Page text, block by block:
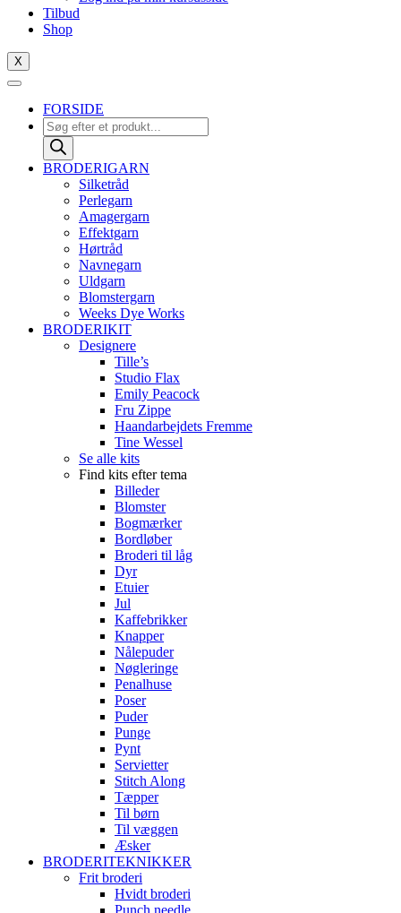
Tilbud
Shop
X
FORSIDE
Products
search
BRODERIGARN
Silketråd
Perlegarn
Amagergarn
Effektgarn
Hørtråd
Navnegarn
Uldgarn
Blomstergarn
Weeks Dye Works
BRODERIKIT
Designere
Tille’s
Studio Flax
Emily Peacock
Fru Zippe
Haandarbejdets Fremme
Tine Wessel
Se alle kits
Find kits efter tema
Billeder
Blomster
Bogmærker
Bordløber
Broderi til låg
Dyr
Etuier
Jul
Kaffebrikker
Knapper
Nålepuder
Nøgleringe
Penalhuse
Poser
Puder
Punge
Pynt
Servietter
Stitch Along
Tæpper
Til børn
Til væggen
Æsker
BRODERITEKNIKKER
Frit broderi
Hvidt broderi
Punch needle